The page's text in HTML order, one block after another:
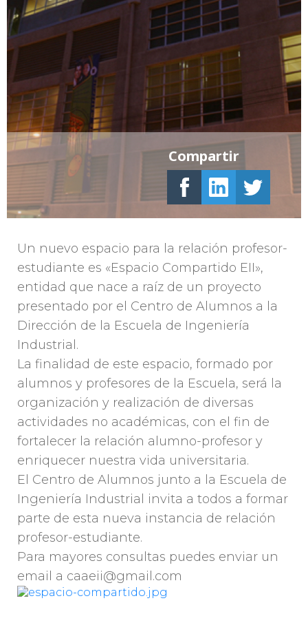
Un nuevo espacio para la relación profesor-
estudiante es «Espacio Compartido EII»,
entidad que nace a raíz de un proyecto
presentado por el Centro de Alumnos a la
Dirección de la Escuela de Ingeniería
Industrial.
La finalidad de este espacio, formado por
alumnos y profesores de la Escuela, será la
organización y realización de diversas
actividades no académicas, con el fin de
fortalecer la relación alumno-profesor y
enriquecer nuestra vida universitaria.
El Centro de Alumnos junto a la Escuela de
Ingeniería Industrial invita a todos a formar
parte de esta nueva instancia de relación
profesor-estudiante.
Para mayores consultas puedes enviar un
email a caaeii@gmail.com
Compartir